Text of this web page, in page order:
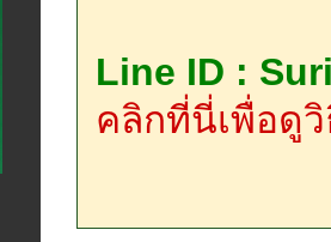
Line ID :
คลิกที่นี่เพื่อดูวิ